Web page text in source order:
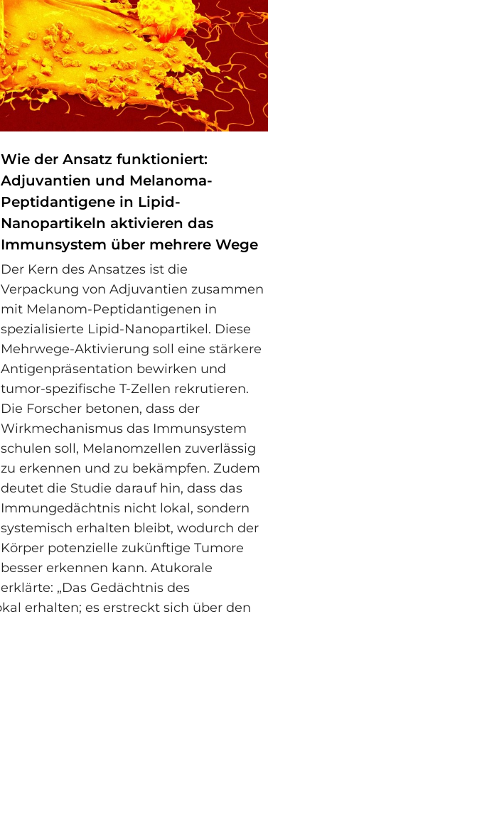
Wie der Ansatz funktioniert:
Adjuvantien und Melanoma-
Peptidantigene in Lipid-
Nanopartikeln aktivieren das
Immunsystem über mehrere Wege
Der Kern des Ansatzes ist die
Verpackung von Adjuvantien zusammen
mit Melanom-Peptidantigenen in
spezialisierte Lipid-Nanopartikel. Diese
Mehrwege-Aktivierung soll eine stärkere
Antigenpräsentation bewirken und
tumor-spezifische T-Zellen rekrutieren.
Die Forscher betonen, dass der
Wirkmechanismus das Immunsystem
schulen soll, Melanomzellen zuverlässig
zu erkennen und zu bekämpfen. Zudem
deutet die Studie darauf hin, dass das
Immungedächtnis nicht lokal, sondern
systemisch erhalten bleibt, wodurch der
Körper potenzielle zukünftige Tumore
besser erkennen kann. Atukorale
erklärte: „Das Gedächtnis des
erhalten; es erstreckt sich über den